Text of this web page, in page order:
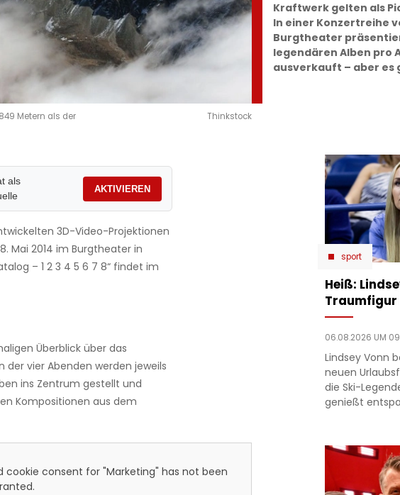
Metern als der
Thinkstock
Kraftwerk gelten als
In einer Konzertreihe
Burgtheater
legendären Alben pro
ausverkauft – aber es
als
AKTIVIEREN
3D-Video-Projektionen
Mai 2014 im Burgtheater in
– 1 2 3 4 5 6 7 8“ findet im
Überblick über das
der vier Abenden werden jeweils
ins Zentrum gestellt und
Kompositionen aus dem
consent for "Marketing" has not been
sport
Heiß:
Traumfigur
06.08.2026 UM
Lindsey Vonn
neuen
die Ski-
genießt